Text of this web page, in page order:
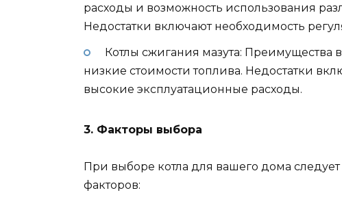
расходы и возможность использования
Недостатки включают необходимость
Котлы сжигания мазута:
низкие стоимости топлива. Недостатки
высокие эксплуатационные расходы.
3. Факторы выбора
При выборе котла для вашего дома
факторов: